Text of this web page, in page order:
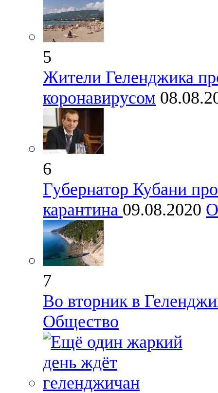
5
Жители Геленджика
коронавирусом
6
Губернатор Кубани
карантина 09.08.2020
7
Во вторник в
Общество